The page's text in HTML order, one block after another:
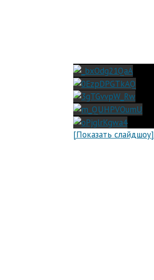
[Показать слайдшоу]